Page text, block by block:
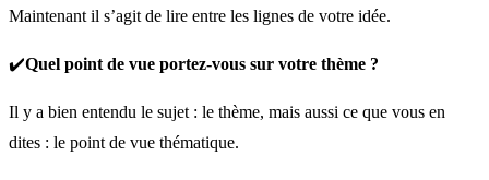
Maintenant il s’agit de lire entre les lignes de votre idée.
✔️Quel point de vue portez-vous sur votre thème ?
Il y a bien entendu le sujet : le thème, mais aussi ce que vous en
dites : le point de vue thématique.